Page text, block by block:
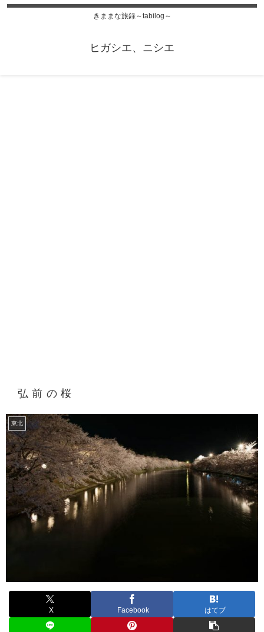
きままな旅録～tabilog～
ヒガシエ、ニシエ
弘前の桜
東北
X Facebook はてブ